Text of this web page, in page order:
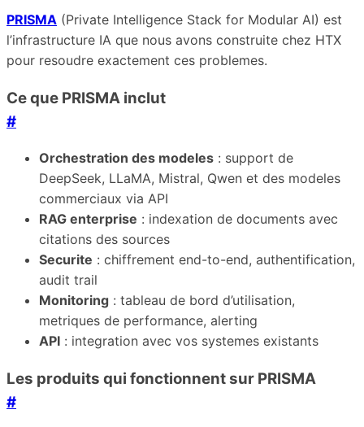
PRISMA (Private Intelligence Stack for Modular AI) est
l’infrastructure IA que nous avons construite chez HTX
pour resoudre exactement ces problemes.
Ce que PRISMA inclut
#
Orchestration des modeles : support de
DeepSeek, LLaMA, Mistral, Qwen et des modeles
commerciaux via API
RAG enterprise : indexation de documents avec
citations des sources
Securite : chiffrement end-to-end, authentification,
audit trail
Monitoring : tableau de bord d’utilisation,
metriques de performance, alerting
API : integration avec vos systemes existants
Les produits qui fonctionnent sur PRISMA
#